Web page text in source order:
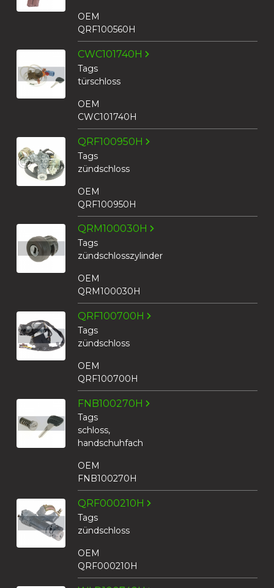
OEM
QRF100560H
CWC101740H
Tags
türschloss
OEM
CWC101740H
QRF100950H
Tags
zündschloss
OEM
QRF100950H
QRM100030H
Tags
zündschlosszylinder
OEM
QRM100030H
QRF100700H
Tags
zündschloss
OEM
QRF100700H
FNB100270H
Tags
schloss,
handschuhfach
OEM
FNB100270H
QRF000210H
Tags
zündschloss
OEM
QRF000210H